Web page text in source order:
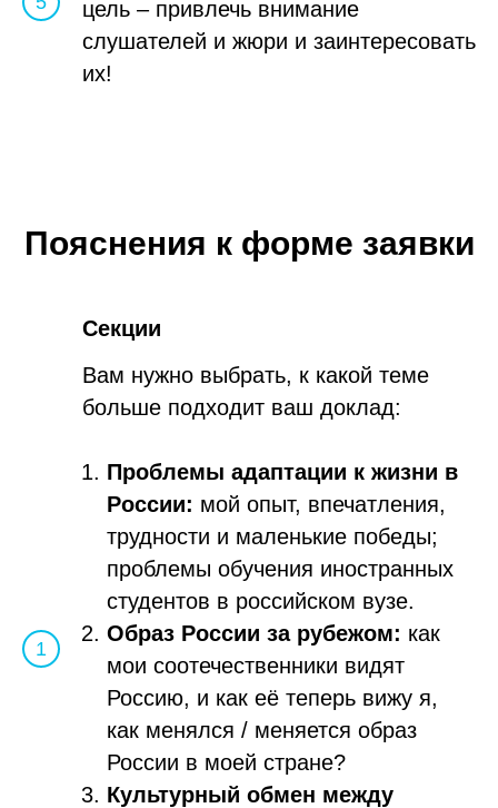
цель – привлечь внимание
слушателей и жюри и заинтересовать
их!
Пояснения к форме заявки
Секции
Вам нужно выбрать, к какой теме
больше подходит ваш доклад:
Проблемы адаптации к жизни в
России: мой опыт, впечатления,
трудности и маленькие победы;
проблемы обучения иностранных
студентов в российском вузе.
Образ России за рубежом: как
мои соотечественники видят
Россию, и как её теперь вижу я,
как менялся / меняется образ
России в моей стране?
Культурный обмен между